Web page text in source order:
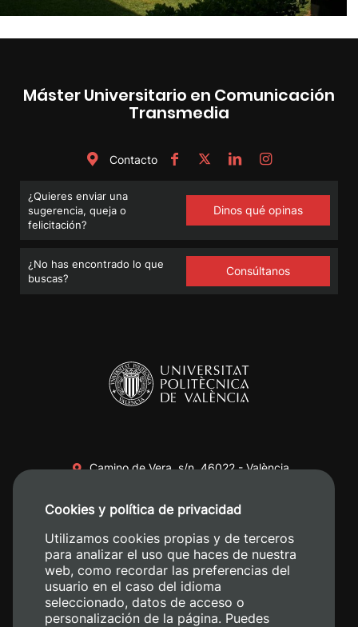
Máster Universitario en Comunicación
Transmedia
Contacto
¿Quieres enviar una
sugerencia, queja o
felicitación?
Dinos qué opinas
¿No has encontrado lo que
buscas?
Consúltanos
Camino de Vera, s/n. 46022 - València
+34 620 04 00 50
Cookies y política de privacidad
Utilizamos cookies propias y de terceros
para analizar el uso que haces de nuestra
web, como recordar las preferencias del
usuario en el caso del idioma
seleccionado, datos de acceso o
personalización de la página. Puedes